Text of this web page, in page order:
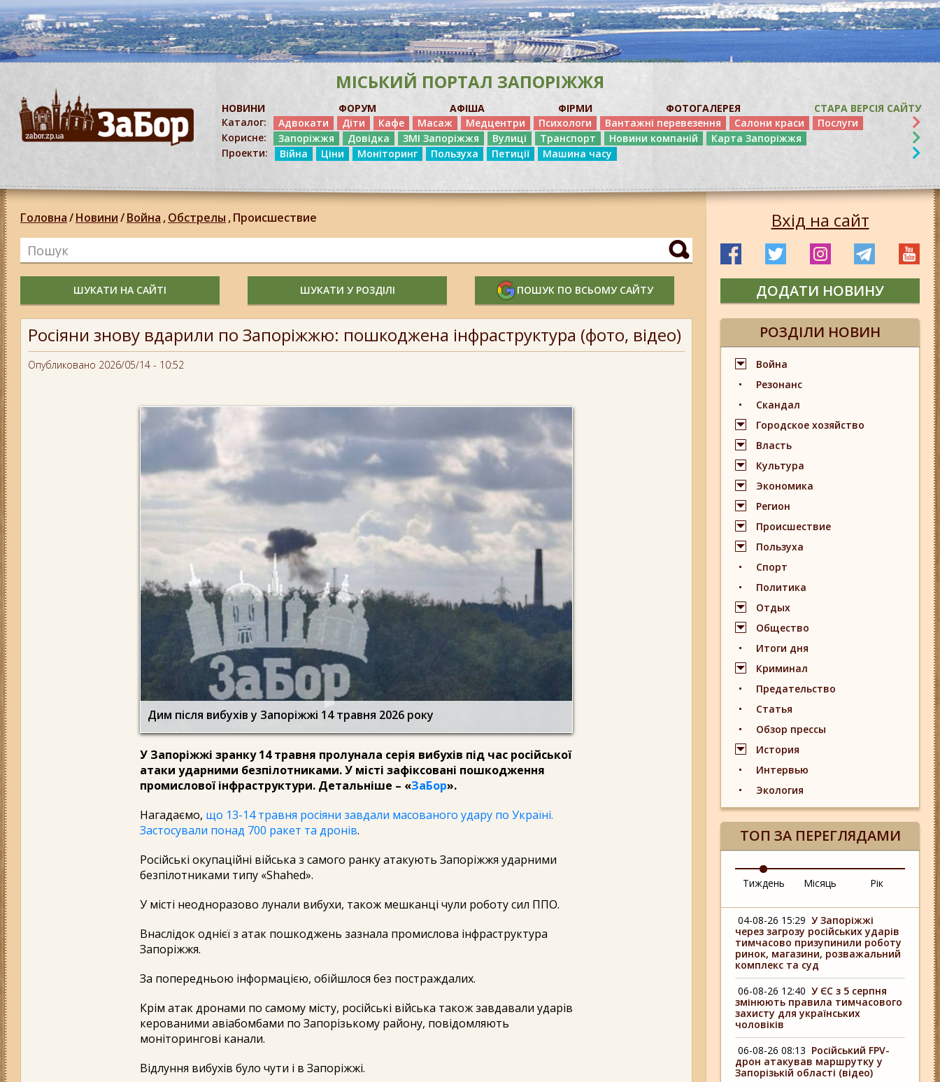
МІСЬКИЙ ПОРТАЛ ЗАПОРІЖЖЯ
НОВИНИ ФОРУМ АФІША ФІРМИ ФОТОГАЛЕРЕЯ
СТАРА ВЕРСІЯ САЙТУ
Каталог:
Адвокати Діти Кафе Масаж Медцентри Психологи Вантажні перевезення Салони краси
Послуги
Корисне:
Запоріжжя Довідка ЗМІ Запоріжжя Вулиці Транспорт Новини компаній
Карта Запоріжжя
Проекти:
Війна Ціни Моніторинг Пользуха Петиції Машина часу
Головна/Новини/Война ,Обстрелы ,Происшествие
ШУКАТИ НА САЙТІ ШУКАТИ У РОЗДІЛІ ПОШУК ПО ВСЬОМУ САЙТУ
Росіяни знову вдарили по Запоріжжю: пошкоджена інфраструктура (фото, відео)
Опубликовано 2026/05/14 - 10:52
Дим після вибухів у Запоріжжі 14 травня 2026 року
У Запоріжжі зранку 14 травня пролунала серія вибухів під час російської
атаки ударними безпілотниками. У місті зафіксовані пошкодження
промислової інфраструктури. Детальніше – «ЗаБор».
Нагадаємо, що 13-14 травня росіяни завдали масованого удару по Україні.
Застосували понад 700 ракет та дронів.
Російські окупаційні війська з самого ранку атакують Запоріжжя ударними
безпілотниками типу «Shahed».
У місті неодноразово лунали вибухи, також мешканці чули роботу сил ППО.
Внаслідок однієї з атак пошкоджень зазнала промислова інфраструктура
Запоріжжя.
За попередньою інформацією, обійшлося без постраждалих.
Крім атак дронами по самому місту, російські війська також завдавали ударів
керованими авіабомбами по Запорізькому району, повідомляють
моніторингові канали.
Відлуння вибухів було чути і в Запоріжжі.
Вхід на сайт
ДОДАТИ НОВИНУ
РОЗДІЛИ НОВИН
Война
Резонанс
Скандал
Городское хозяйство
Власть
Культура
Экономика
Регион
Происшествие
Пользуха
Спорт
Политика
Отдых
Общество
Итоги дня
Криминал
Предательство
Статья
Обзор прессы
История
Интервью
Экология
ТОП ЗА ПЕРЕГЛЯДАМИ
Тиждень Місяць Рік
04-08-26 15:29 У Запоріжжі
через загрозу російських ударів
тимчасово призупинили роботу
ринок, магазини, розважальний
комплекс та суд
06-08-26 12:40 У ЄС з 5 серпня
змінюють правила тимчасового
захисту для українських
чоловіків
06-08-26 08:13 Російський FPV-
дрон атакував маршрутку у
Запорізькій області (відео)